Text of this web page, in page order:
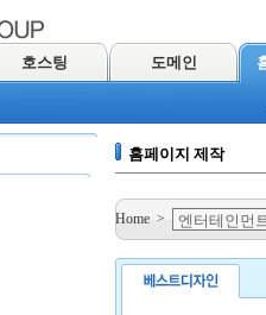
호스팅 도메인
홈페이지 제작
Home >